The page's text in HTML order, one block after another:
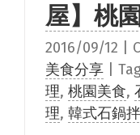
屋】桃園
2016/09/12
美食分享
理, 桃園美食,
理, 韓式石鍋